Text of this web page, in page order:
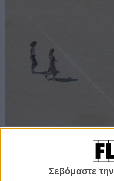
Σεβόμαστε την